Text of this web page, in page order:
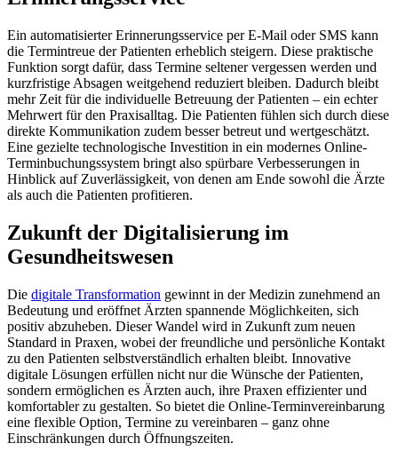
Ein automatisierter Erinnerungsservice per E-Mail oder SMS kann
die Termintreue der Patienten erheblich steigern. Diese praktische
Funktion sorgt dafür, dass Termine seltener vergessen werden und
kurzfristige Absagen weitgehend reduziert bleiben. Dadurch bleibt
mehr Zeit für die individuelle Betreuung der Patienten – ein echter
Mehrwert für den Praxisalltag. Die Patienten fühlen sich durch diese
direkte Kommunikation zudem besser betreut und wertgeschätzt.
Eine gezielte technologische Investition in ein modernes Online-
Terminbuchungssystem bringt also spürbare Verbesserungen in
Hinblick auf Zuverlässigkeit, von denen am Ende sowohl die Ärzte
als auch die Patienten profitieren.
Zukunft der Digitalisierung im
Gesundheitswesen
Die digitale Transformation gewinnt in der Medizin zunehmend an
Bedeutung und eröffnet Ärzten spannende Möglichkeiten, sich
positiv abzuheben. Dieser Wandel wird in Zukunft zum neuen
Standard in Praxen, wobei der freundliche und persönliche Kontakt
zu den Patienten selbstverständlich erhalten bleibt. Innovative
digitale Lösungen erfüllen nicht nur die Wünsche der Patienten,
sondern ermöglichen es Ärzten auch, ihre Praxen effizienter und
komfortabler zu gestalten. So bietet die Online-Terminvereinbarung
eine flexible Option, Termine zu vereinbaren – ganz ohne
Einschränkungen durch Öffnungszeiten.